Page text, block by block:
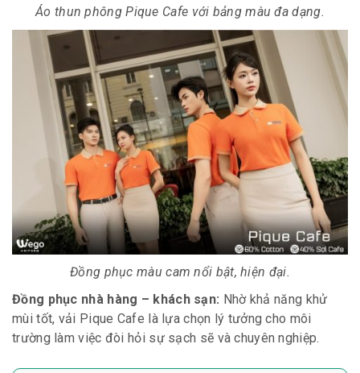
Áo thun phông Pique Cafe với bảng màu đa dạng.
Đồng phục màu cam nổi bật, hiện đại.
Đồng phục nhà hàng – khách sạn: Nhờ khả năng khử
mùi tốt, vải Pique Cafe là lựa chọn lý tưởng cho môi
trường làm việc đòi hỏi sự sạch sẽ và chuyên nghiệp.